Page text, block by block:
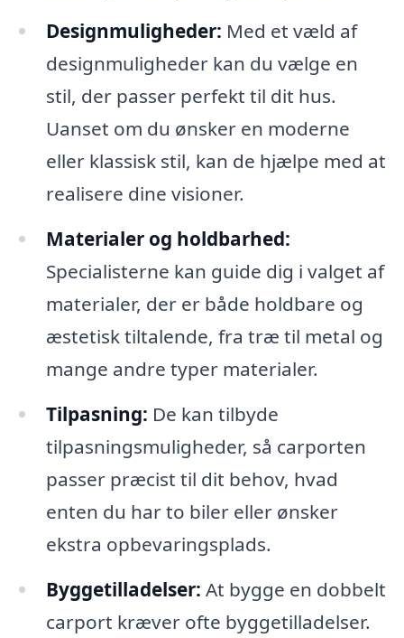
Designmuligheder: Med et væld af
designmuligheder kan du vælge en
stil, der passer perfekt til dit hus.
Uanset om du ønsker en moderne
eller klassisk stil, kan de hjælpe med at
realisere dine visioner.
Materialer og holdbarhed:
Specialisterne kan guide dig i valget af
materialer, der er både holdbare og
æstetisk tiltalende, fra træ til metal og
mange andre typer materialer.
Tilpasning: De kan tilbyde
tilpasningsmuligheder, så carporten
passer præcist til dit behov, hvad
enten du har to biler eller ønsker
ekstra opbevaringsplads.
Byggetilladelser: At bygge en dobbelt
carport kræver ofte byggetilladelser.